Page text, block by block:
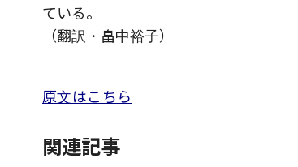
ている。
（翻訳・畠中裕子）
原文はこちら
関連記事